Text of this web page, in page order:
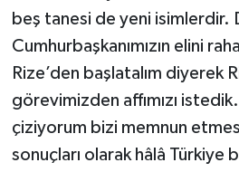
beş tanesi de yeni isimlerdir.
Cumhurbaşkanımızın elini
Rize’den başlatalım diyerek
görevimizden affımızı istedik.
çiziyorum bizi memnun
sonuçları olarak hâlâ Türkiye